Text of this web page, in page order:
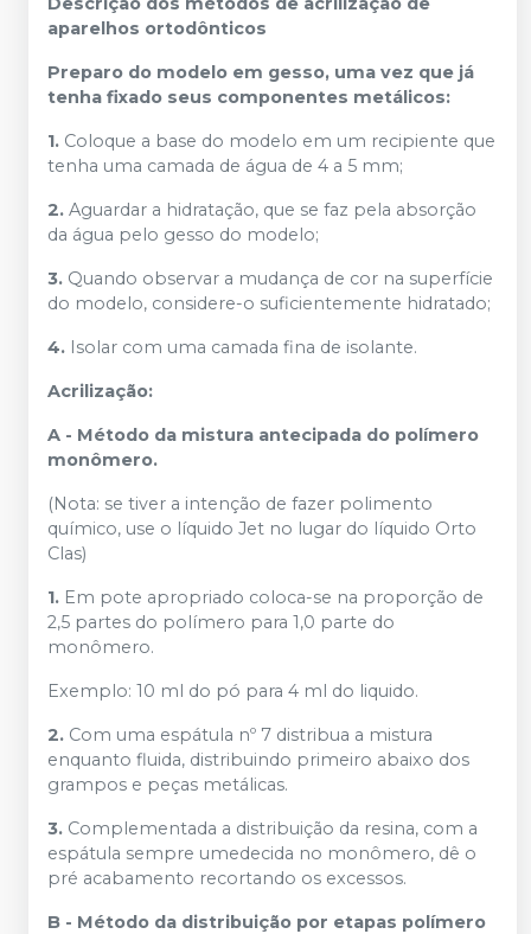
aparelhos ortodônticos
Preparo do modelo em gesso, uma vez que já
tenha fixado seus componentes metálicos:
1. Coloque a base do modelo em um recipiente que
tenha uma camada de água de 4 a 5 mm;
2. Aguardar a hidratação, que se faz pela absorção
da água pelo gesso do modelo;
3. Quando observar a mudança de cor na superfície
do modelo, considere-o suficientemente hidratado;
4. Isolar com uma camada fina de isolante.
Acrilização:
A - Método da mistura antecipada do polímero
monômero.
(Nota: se tiver a intenção de fazer polimento
químico, use o líquido Jet no lugar do líquido Orto
Clas)
1. Em pote apropriado coloca-se na proporção de
2,5 partes do polímero para 1,0 parte do
monômero.
Exemplo: 10 ml do pó para 4 ml do liquido.
2. Com uma espátula nº 7 distribua a mistura
enquanto fluida, distribuindo primeiro abaixo dos
grampos e peças metálicas.
3. Complementada a distribuição da resina, com a
espátula sempre umedecida no monômero, dê o
pré acabamento recortando os excessos.
B - Método da distribuição por etapas polímero